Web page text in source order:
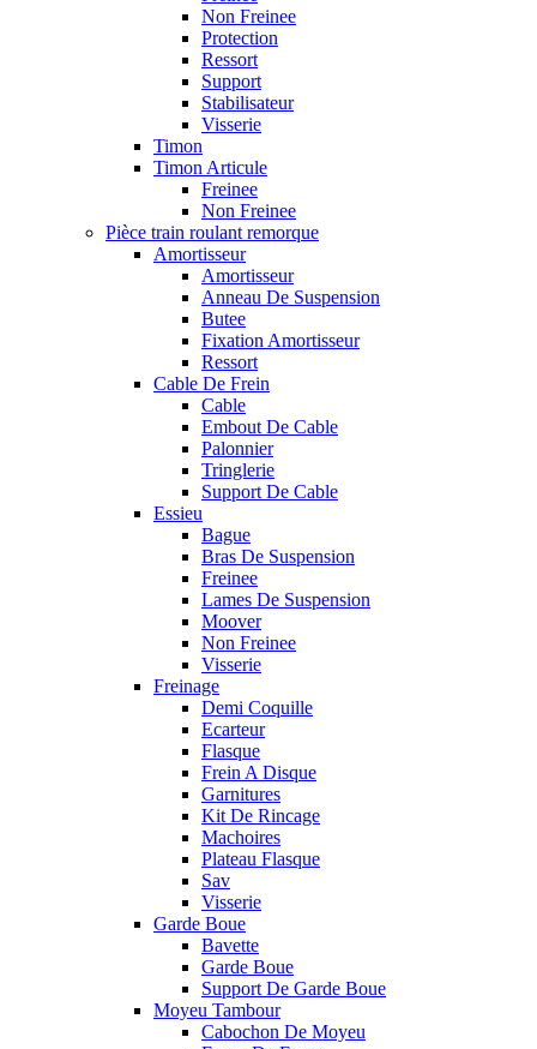
Non Freinee
Protection
Ressort
Support
Stabilisateur
Visserie
Timon
Timon Articule
Freinee
Non Freinee
Pièce train roulant remorque
Amortisseur
Amortisseur
Anneau De Suspension
Butee
Fixation Amortisseur
Ressort
Cable De Frein
Cable
Embout De Cable
Palonnier
Tringlerie
Support De Cable
Essieu
Bague
Bras De Suspension
Freinee
Lames De Suspension
Moover
Non Freinee
Visserie
Freinage
Demi Coquille
Ecarteur
Flasque
Frein A Disque
Garnitures
Kit De Rincage
Machoires
Plateau Flasque
Sav
Visserie
Garde Boue
Bavette
Garde Boue
Support De Garde Boue
Moyeu Tambour
Cabochon De Moyeu